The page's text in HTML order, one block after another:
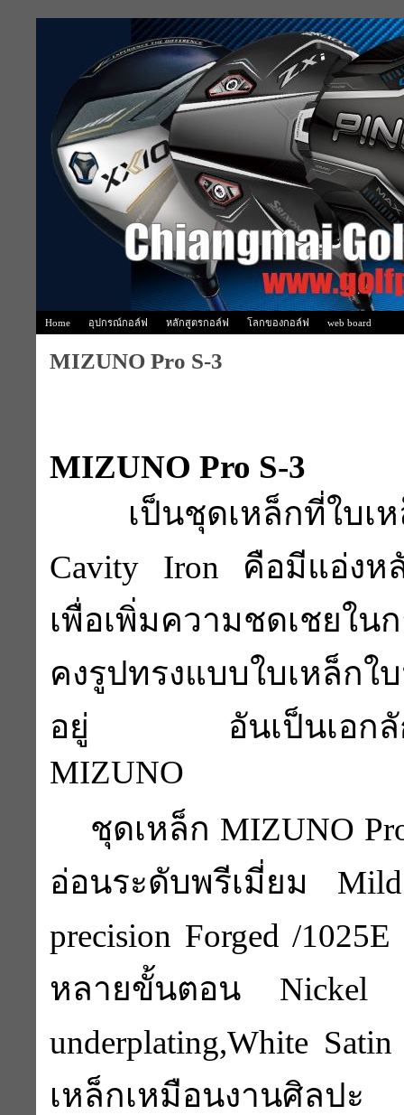
Home อุปกรณ์กอล์ฟ หลักสูตรกอล์ฟ โลกของกอล์ฟ web board
MIZUNO Pro S-3
MIZUNO Pro S-3
เป็นชุดเหล็กที่ใบเ
Cavity Iron คือมีแอ่งห
เพื่อเพิ่มความชดเชยใน
คงรูปทรงแบบใบเหล็ก
อยู่ อันเป็นเอกลัก
MIZUNO
ชุดเหล็ก MIZUNO
อ่อนระดับพรีเมี่ยม
precision Forged /
หลายขั้นตอน Nickel
underplating,White
เหล็กเหมือนงานศิลป